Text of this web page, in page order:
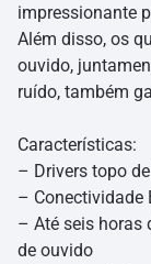
impressionante
Além disso, os
ouvido,
ruído, também
Características:
– Drivers topo
– Conectividade
– Até seis horas
de ouvido